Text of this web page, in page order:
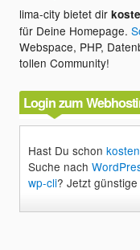
lima-city bietet dir
für Deine Homepage.
Webspace, PHP,
tollen Community!
Login zum
Hast Du schon
Suche nach
wp-cli? Jetzt günstige